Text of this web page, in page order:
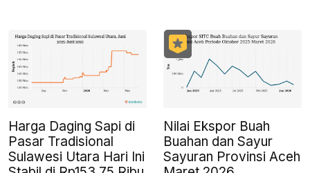
Harga Daging Sapi di
Pasar Tradisional
Sulawesi Utara Hari Ini
Nilai Ekspor Buah
Buahan dan Sayur
Sayuran Provinsi Aceh